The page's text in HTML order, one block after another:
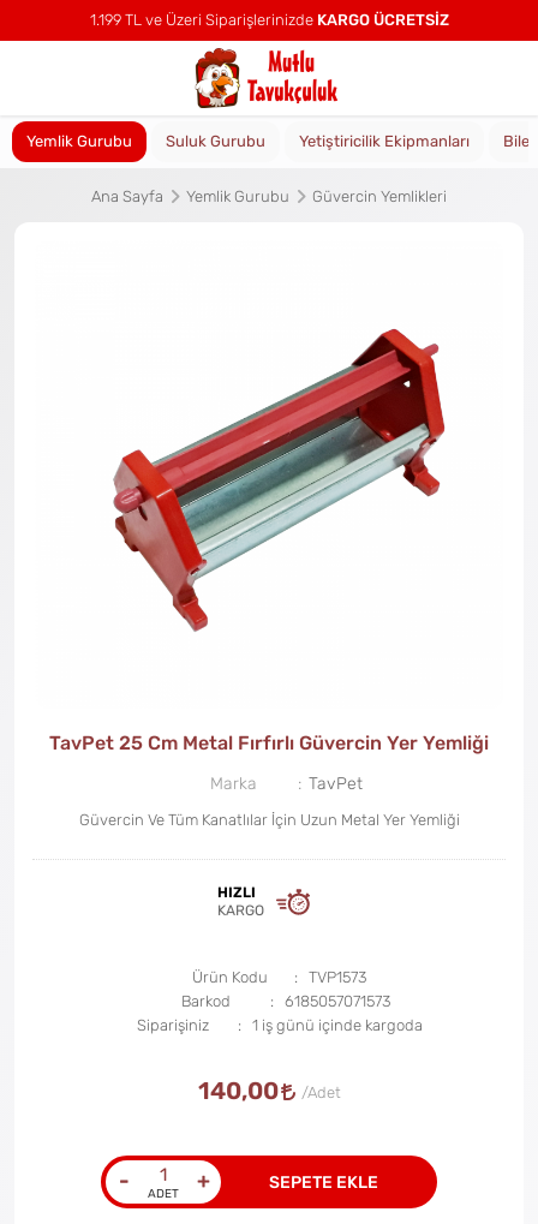
1.199 TL ve Üzeri Siparişlerinizde KARGO ÜCRETSİZ
Yemlik Gurubu Suluk Gurubu Yetiştiricilik Ekipmanları
Ana Sayfa Yemlik Gurubu Güvercin Yemlikleri
TavPet 25 Cm Metal Fırfırlı Güvercin Yer Yemliği
Marka TavPet
Güvercin Ve Tüm Kanatlılar İçin Uzun Metal Yer Yemliği
HIZLI
KARGO
Ürün Kodu
TVP1573
Barkod
6185057071573
Siparişiniz
1 iş günü içinde kargoda
140,00
- + SEPETE EKLE